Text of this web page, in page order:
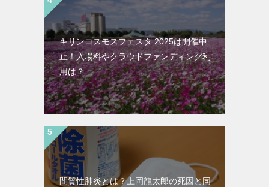
キリンコスモスフェスタ 2025は開催中
止！入場料やクラウドファンディング利
用は？
間質性肺炎とは？上岡龍太郎の死因と同